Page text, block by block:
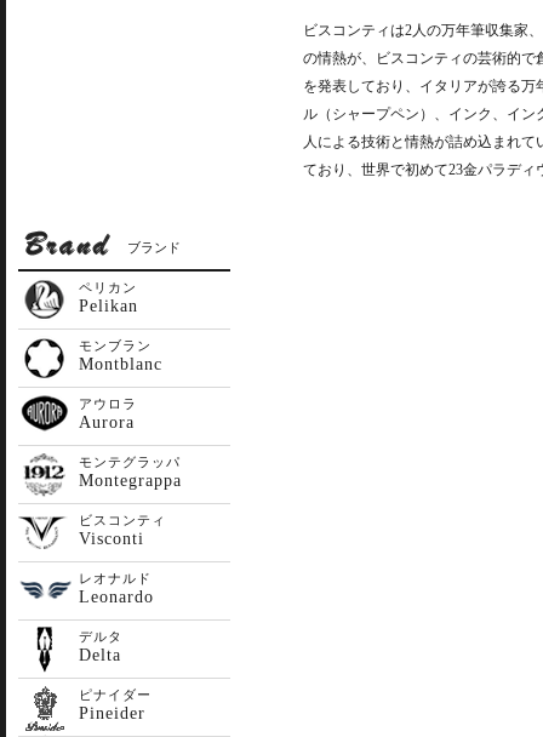
ビスコンティは2人の万年筆収集家
の情熱が、ビスコンティの芸術的
を発表しており、イタリアが誇る
ル（シャープペン）、インク、イ
人による技術と情熱が詰め込まれ
ており、世界で初めて23金パラデ
ブランド
ペリカン
Pelikan
モンブラン
Montblanc
アウロラ
Aurora
モンテグラッパ
Montegrappa
ビスコンティ
Visconti
レオナルド
Leonardo
デルタ
Delta
ピナイダー
Pineider